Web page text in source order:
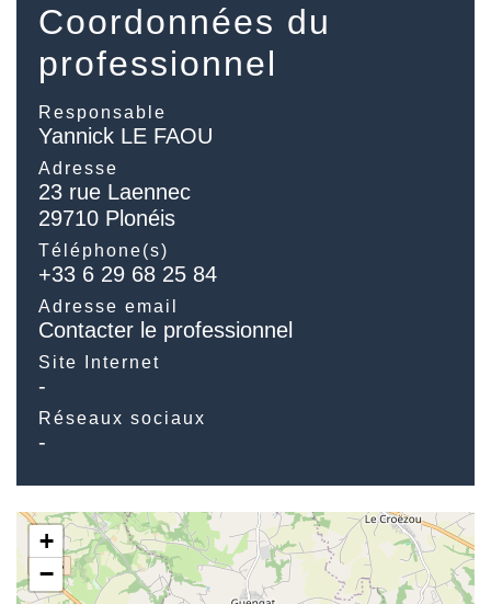
Coordonnées du
professionnel
Responsable
Yannick LE FAOU
Adresse
23 rue Laennec
29710 Plonéis
Téléphone(s)
+33 6 29 68 25 84
Adresse email
Contacter le professionnel
Site Internet
-
Réseaux sociaux
-
+
−